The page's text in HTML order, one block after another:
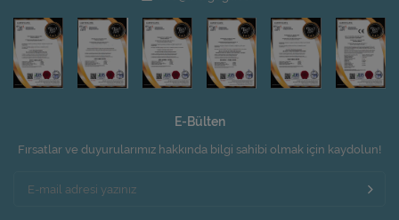
E-Bülten
Fırsatlar ve duyurularımız hakkında bilgi sahibi olmak için kaydolun!